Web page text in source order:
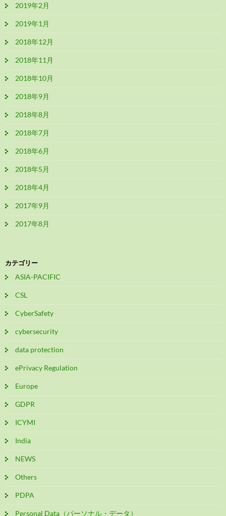
2019年2月
2019年1月
2018年12月
2018年11月
2018年10月
2018年9月
2018年8月
2018年7月
2018年6月
2018年5月
2018年4月
2017年9月
2017年8月
カテゴリー
ASIA-PACIFIC
CSL
CyberSafety
cybersecurity
data protection
ePrivacy Regulation
Europe
GDPR
ICYMI
India
NEWS
Others
PDPA
Personal Data（パーソナル・データ）